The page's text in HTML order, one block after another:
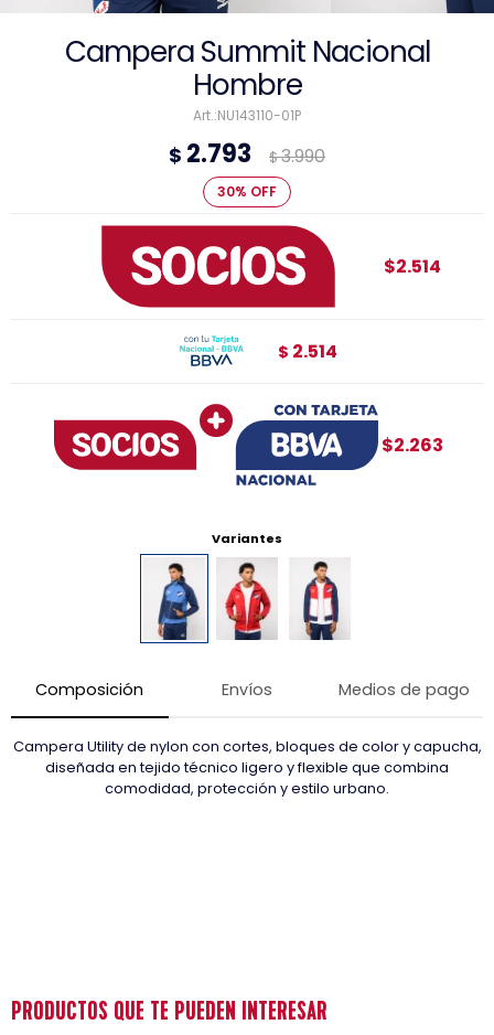
Campera Summit Nacional
Hombre
NU143110-01P
$ 2.793 $3.990
30
$2.263
$2.514
$ 2.514
Variantes
Composición Envíos Medios de pago
Campera Utility de nylon con cortes, bloques de color y capucha,
diseñada en tejido técnico ligero y flexible que combina
comodidad, protección y estilo urbano.
PRODUCTOS QUE TE PUEDEN INTERESAR